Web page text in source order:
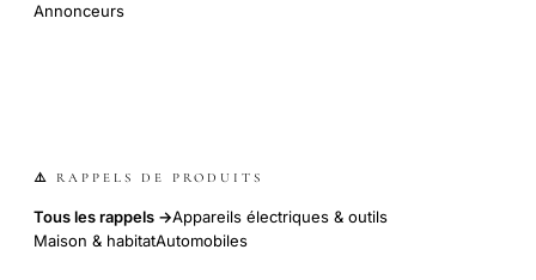
Annonceurs
⚠️ RAPPELS DE PRODUITS
Tous les rappels →Appareils électriques & outils
Maison & habitatAutomobiles